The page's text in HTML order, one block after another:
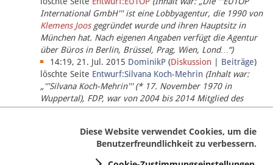
International GmbH''' ist eine Lobbyagentur, die 1990 von
Klemens Joosgegründet wurde und ihren Hauptsitz in
München hat. Nach eigenen Angaben verfügt die Agentur
über Büros in Berlin, Brüssel, Prag, Wien, Lond…“)
14:19, 21. Jul. 2015 DominikP (Diskussion Beiträge)
löschte Seite Entwurf:Silvana Koch-Mehrin (Inhalt war:
„'''Silvana Koch-Mehrin''' (* 17. November 1970 in
Wuppertal), FDP, war von 2004 bis 2014 Mitglied des
Europäischen Parlaments, seit November 2014 ist sie für
Diese Website verwendet Cookies, um die
Benutzerfreundlichkeit zu verbessern.